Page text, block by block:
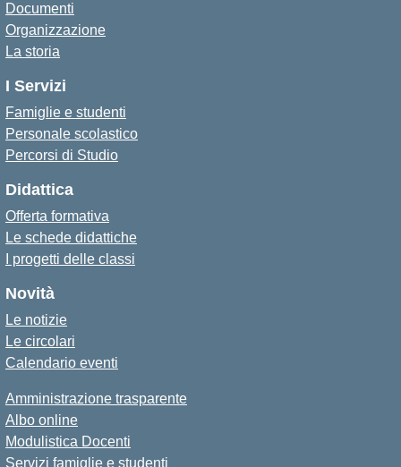
Documenti
Organizzazione
La storia
I Servizi
Famiglie e studenti
Personale scolastico
Percorsi di Studio
Didattica
Offerta formativa
Le schede didattiche
I progetti delle classi
Novità
Le notizie
Le circolari
Calendario eventi
Amministrazione trasparente
Albo online
Modulistica Docenti
Servizi famiglie e studenti